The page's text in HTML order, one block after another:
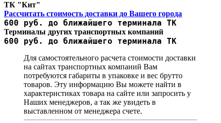
ТК "Кит"
Рассчитать стоимость доставки до Вашего города
600 руб. до ближайшего терминала ТК
Терминалы других транспортных компаний
600 руб. до ближайшего терминала ТК
Для самостоятельного расчета стоимости доставки
на сайтах транспортных компаний Вам
потребуются габариты в упаковке и вес брутто
товаров. Эту информацию Вы можете найти в
характеристиках товара на сайте или запросить у
Наших менеджеров, а так же увидеть в
выставленном от менеджера счете.